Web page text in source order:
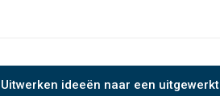
Uitwerken ideeën naar een uitgewerkt